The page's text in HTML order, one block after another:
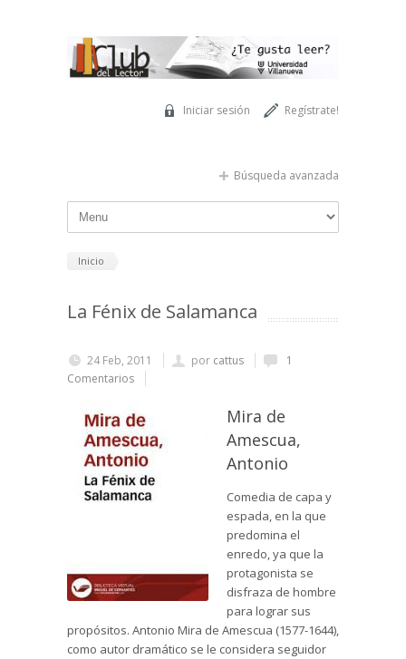
Regístrate!
Iniciar sesión
Búsqueda avanzada
Inicio
La Fénix de Salamanca
24 Feb, 2011 por cattus
1
Comentarios
Mira de
Amescua,
Antonio
Comedia de capa y
espada, en la que
predomina el
enredo, ya que la
protagonista se
disfraza de hombre
para lograr sus
propósitos. Antonio Mira de Amescua (1577-1644),
como autor dramático se le considera seguidor